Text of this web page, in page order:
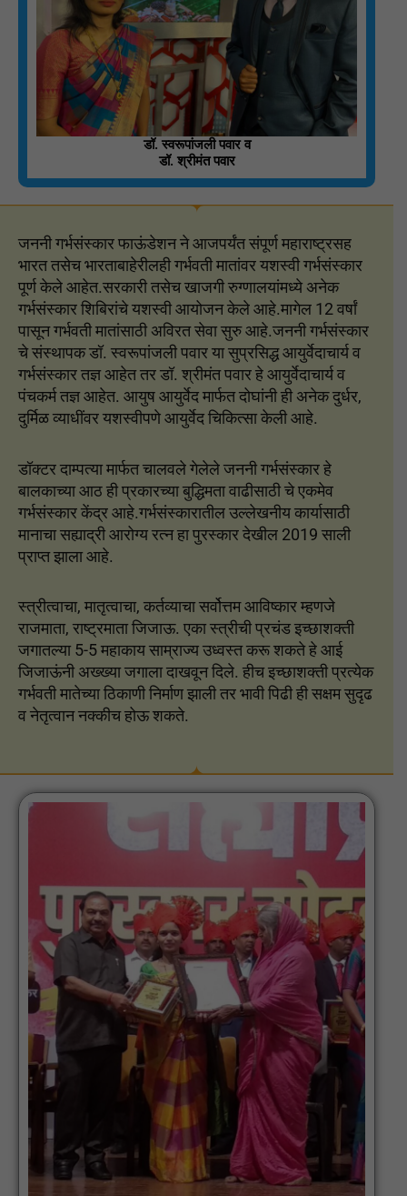
डॉ. स्वरूपांजली पवार व
डॉ. श्रीमंत पवार
जननी गर्भसंस्कार फाऊंडेशन ने आजपर्यंत संपूर्ण महाराष्ट्रसह
भारत तसेच भारताबाहेरीलही गर्भवती मातांवर यशस्वी गर्भसंस्कार
पूर्ण केले आहेत.सरकारी तसेच खाजगी रुग्णालयांमध्ये अनेक
गर्भसंस्कार शिबिरांचे यशस्वी आयोजन केले आहे.मागेल 12 वर्षां
पासून गर्भवती मातांसाठी अविरत सेवा सुरु आहे.जननी गर्भसंस्कार
चे संस्थापक डॉ. स्वरूपांजली पवार या सुप्रसिद्ध आयुर्वेदाचार्य व
गर्भसंस्कार तज्ञ आहेत तर डॉ. श्रीमंत पवार हे आयुर्वेदाचार्य व
पंचकर्म तज्ञ आहेत. आयुष आयुर्वेद मार्फत दोघांनी ही अनेक दुर्धर,
दुर्मिळ व्याधींवर यशस्वीपणे आयुर्वेद चिकित्सा केली आहे.
डॉक्टर दाम्पत्या मार्फत चालवले गेलेले जननी गर्भसंस्कार हे
बालकाच्या आठ ही प्रकारच्या बुद्धिमता वाढीसाठी चे एकमेव
गर्भसंस्कार केंद्र आहे.गर्भसंस्कारातील उल्लेखनीय कार्यासाठी
मानाचा सह्याद्री आरोग्य रत्न हा पुरस्कार देखील 2019 साली
प्राप्त झाला आहे.
स्त्रीत्वाचा, मातृत्वाचा, कर्तव्याचा सर्वोत्तम आविष्कार म्हणजे
राजमाता, राष्ट्रमाता जिजाऊ. एका स्त्रीची प्रचंड इच्छाशक्ती
जगातल्या 5-5 महाकाय साम्राज्य उध्वस्त करू शकते हे आई
जिजाऊंनी अख्ख्या जगाला दाखवून दिले. हीच इच्छाशक्ती प्रत्येक
गर्भवती मातेच्या ठिकाणी निर्माण झाली तर भावी पिढी ही सक्षम सुदृढ
व नेतृत्वान नक्कीच होऊ शकते.